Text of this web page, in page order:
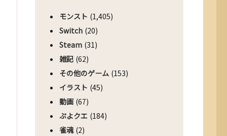
モンスト (1,405)
Switch (20)
Steam (31)
雑記 (62)
その他のゲーム (153)
イラスト (45)
動画(67)
ぷよクエ (184)
雀魂(2)